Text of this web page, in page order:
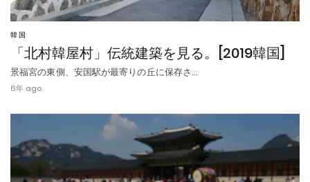
韓国
「北村韓屋村」伝統建築を見る。[2019韓国]
景福宮の東側、安国駅が最寄りの丘に保存さ…
6年 ago